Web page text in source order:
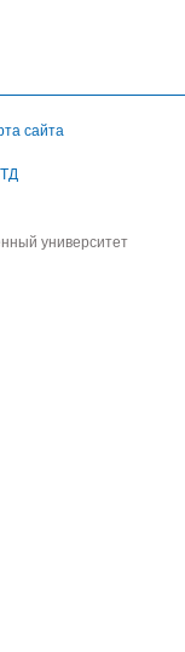
сайта
университет